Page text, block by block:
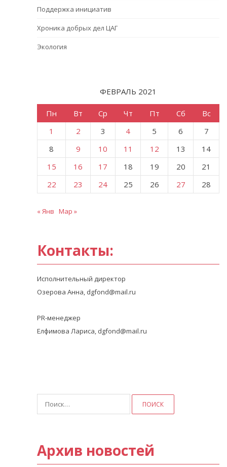
Поддержка инициатив
Хроника добрых дел ЦАГ
Экология
ФЕВРАЛЬ 2021
Пн Вт Ср Чт Пт Сб
Вс
1
2 3 4 5 6
7
8
9 10 11 12 13
14
15
16 17 18 19 20
21
22
23 24 25 26 27 28
« Янв Мар »
Контакты:
Исполнительный директор
Озерова Анна, dgfond@mail.ru
PR-менеджер
Елфимова Лариса, dgfond@mail.ru
Архив новостей